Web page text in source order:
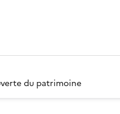
du patrimoine